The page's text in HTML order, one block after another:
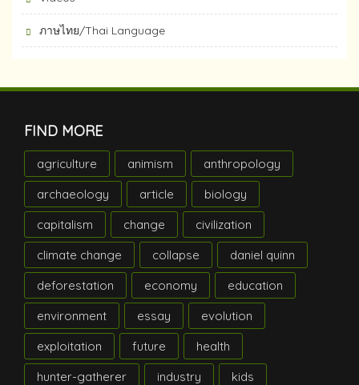
ภาษไทย/Thai Language
FIND MORE
agriculture animism
anthropology
archaeology
article
biology
capitalism
change
civilization
climate change
collapse
daniel quinn
deforestation
economy
education
environment
essay
evolution
exploitation
future
health
hunter-gatherer
industry
kids